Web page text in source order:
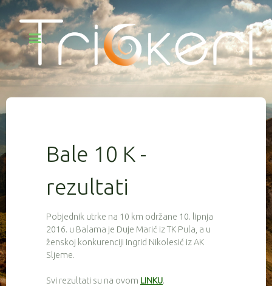
Bale 10 K -
rezultati
Pobjednik utrke na 10 km održane 10. lipnja
2016. u Balama je Duje Marić iz TK Pula, a u
ženskoj konkurenciji Ingrid Nikolesić iz AK
Sljeme.
Svi rezultati su na ovom LINKU.